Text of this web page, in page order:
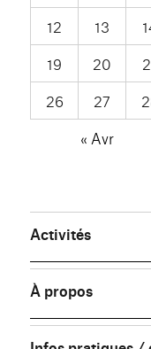
12
13
19
20
26
27
« Avr
Activités
À propos